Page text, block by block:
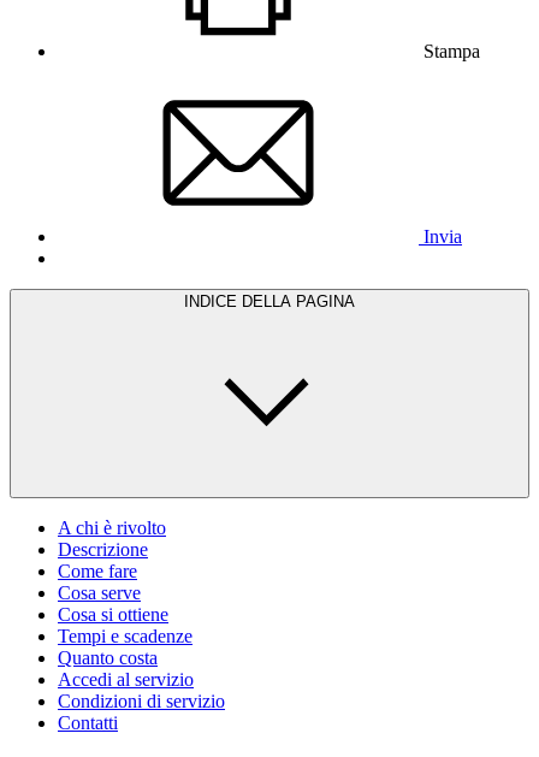
Stampa
Invia
INDICE DELLA PAGINA
A chi è rivolto
Descrizione
Come fare
Cosa serve
Cosa si ottiene
Tempi e scadenze
Quanto costa
Accedi al servizio
Condizioni di servizio
Contatti